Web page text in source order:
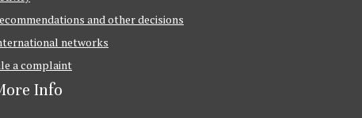
and other decisions
networks
a complaint
Info